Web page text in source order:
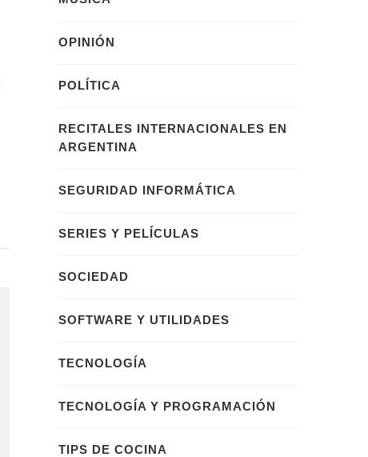
OPINIÓN
POLÍTICA
RECITALES INTERNACIONALES EN
ARGENTINA
SEGURIDAD INFORMÁTICA
SERIES Y PELÍCULAS
SOCIEDAD
SOFTWARE Y UTILIDADES
TECNOLOGÍA
TECNOLOGÍA Y PROGRAMACIÓN
TIPS DE COCINA